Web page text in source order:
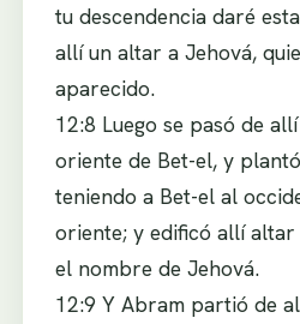
tu descendencia daré
allí un altar a Jehová,
aparecido.
12:8 Luego se pasó de
oriente de Bet-el, y
teniendo a Bet-el al
oriente; y edificó allí altar
el nombre de Jehová.
12:9 Y Abram partió de